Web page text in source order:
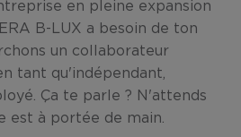
en pleine expansion
B-LUX a besoin de ton
un collaborateur
tant qu'indépendant,
Ça te parle ? N'attends
est à portée de main.